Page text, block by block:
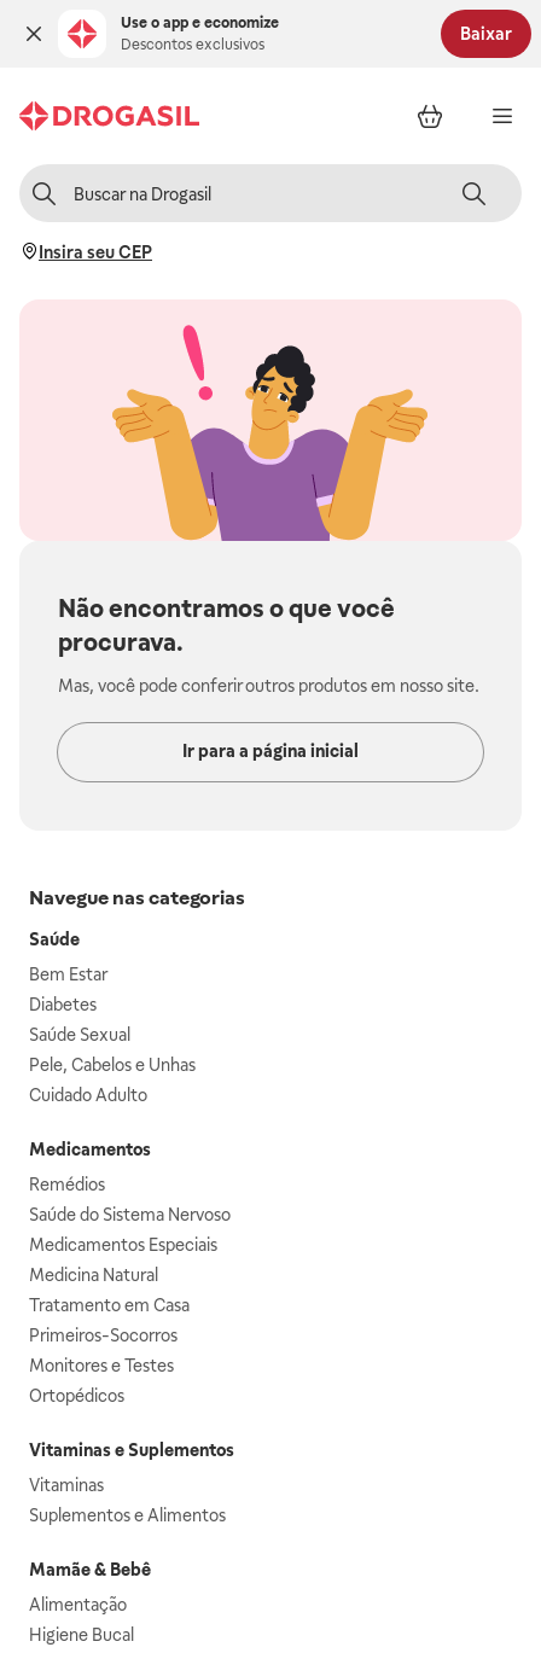
Use o app e economize
Descontos exclusivos
Baixar
Insira seu CEP
Não encontramos o que você
procurava.
Mas, você pode conferir outros produtos em nosso site.
Ir para a página inicial
Navegue nas categorias
Saúde
Bem Estar
Diabetes
Saúde Sexual
Pele, Cabelos e Unhas
Cuidado Adulto
Medicamentos
Remédios
Saúde do Sistema Nervoso
Medicamentos Especiais
Medicina Natural
Tratamento em Casa
Primeiros-Socorros
Monitores e Testes
Ortopédicos
Vitaminas e Suplementos
Vitaminas
Suplementos e Alimentos
Mamãe & Bebê
Alimentação
Higiene Bucal